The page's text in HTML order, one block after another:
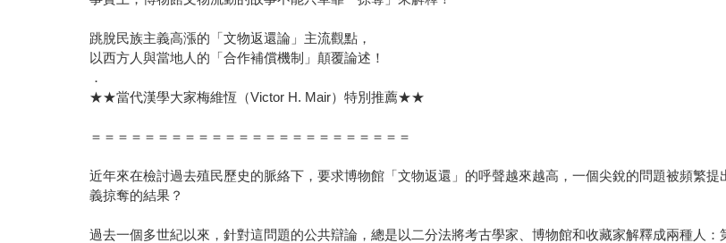
跳脫民族主義高漲的「文物返還論」主流觀點，
以西方人與當地人的「合作補償機制」顛覆論述！
．
★★當代漢學大家梅維恆（Victor H. Mair）特別推薦★★
＝＝＝＝＝＝＝＝＝＝＝＝＝＝＝＝＝＝＝＝＝＝＝＝
近年來在檢討過去殖民歷史的脈絡下，要求博物館「文物返還」的呼聲越來越高，一個尖銳的問題被頻繁
義掠奪的結果？
過去一個多世紀以來，針對這問題的公共辯論，總是以二分法將考古學家、博物館和收藏家解釋成兩種人